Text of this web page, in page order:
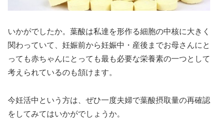
いかがでしたか。葉酸は私達を形作る細胞の中核に大きく
関わっていて、妊娠前から妊娠中・産後までお母さんにと
っても赤ちゃんにとっても最も必要な栄養素の一つとして
考えられているのも頷けます。
今妊活中という方は、ぜひ一度夫婦で葉酸摂取量の再確認
をしてみてはいかがでしょうか。